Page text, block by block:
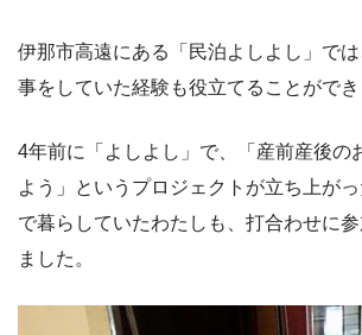
伊那市高遠にある「民泊よしよし」で
事をしていた経験も役立てることができ
4年前に「よしよし」で、「産前産後の
よう」というプロジェクトが立ち上が
で暮らしていたわたしも、打合わせに
ました。